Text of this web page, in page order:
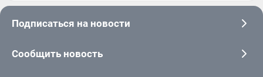
Подписаться на новости
Сообщить новость